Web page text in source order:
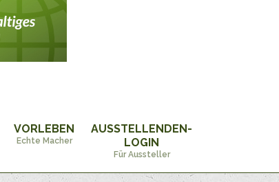
VORLEBEN
Echte Macher
AUSSTELLENDEN-
LOGIN
Für Aussteller